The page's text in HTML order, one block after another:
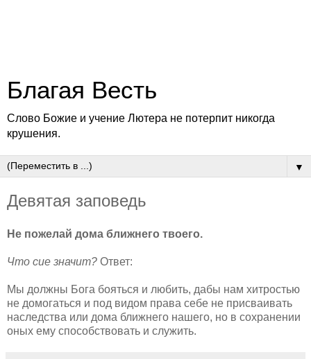
Благая Весть
Слово Божие и учение Лютера не потерпит никогда
крушения.
▼
Девятая заповедь
Не пожелай дома ближнего твоего.
Что сие значит? Ответ:
Мы должны Бога бояться и любить, дабы нам хитростью
не домогаться и под видом права себе не присваивать
наследства или дома ближнего нашего, но в сохранении
оных ему способствовать и служить.